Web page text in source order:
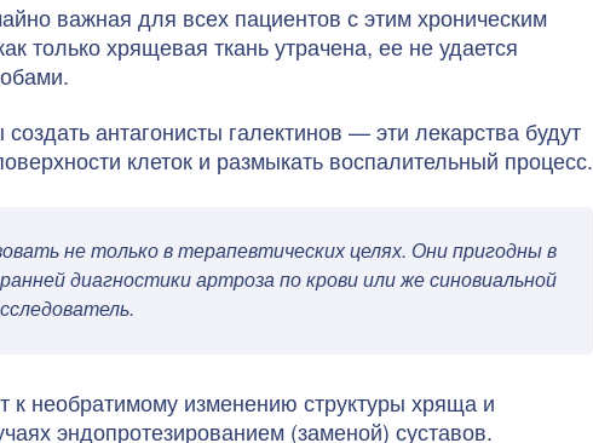
важная для всех пациентов с этим хроническим
только хрящевая ткань утрачена, ее не удается
антагонисты галектинов — эти лекарства будут
клеток и размыкать воспалительный процесс.
не только в терапевтических целях. Они пригодны в
диагностики артроза по крови или же синовиальной
к необратимому изменению структуры хряща и
эндопротезированием (заменой) суставов.